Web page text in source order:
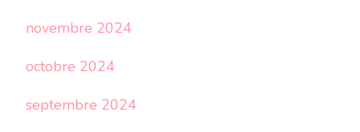
novembre 2024
octobre 2024
septembre 2024